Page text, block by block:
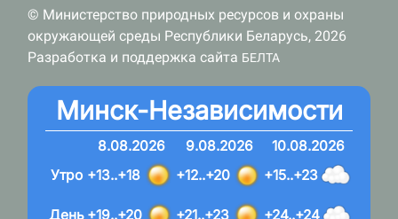
© Министерство природных ресурсов и охраны
окружающей среды Республики Беларусь, 2026
Разработка и поддержка сайта БЕЛТА
Минск-Независимости
8.08.2026
+13..+18
+19..+20
9.08.2026
+12..+20
+21..+23
10.08.2026
+15..+23
+24..+24
День
Утро